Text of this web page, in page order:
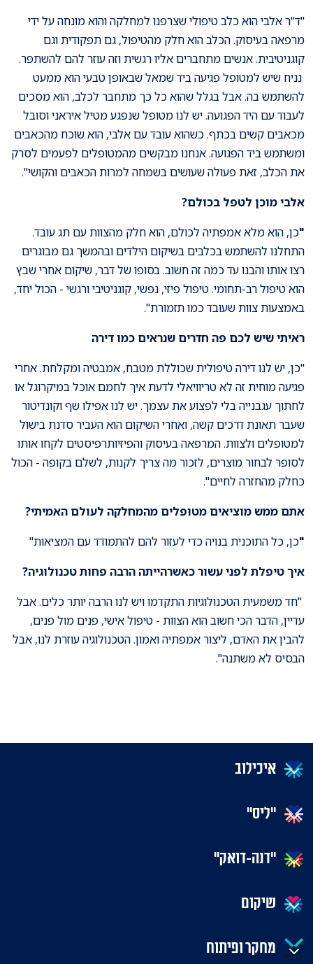
"ד"ר אלבי הוא כלב טיפולי שצרפנו למחלקה והוא מונחה על ידי
מרפאה בעיסוק. הכלב הוא חלק מהטיפול, גם תפקודית וגם
קוגניטיבית. אנשים מתחברים אליו רגשית וזה עוזר להם להשתפר.
נניח שיש למטופל פגיעה ביד שמאל שבאופן טבעי הוא ממעט
להשתמש בה. אבל בגלל שהוא כל כך מתחבר לכלב, הוא מסכים
לעבוד עם היד הפגועה. יש לנו מטופל שנפגע מטיל איראני וסובל
מכאבים קשים בכתף. כשהוא עובד עם אלבי, הוא שוכח מהכאבים
ומשתמש ביד הפגועה. אנחנו מבקשים מהמטופלים לפעמים לסרק
את הכלב, זאת פעולה שעושים בשמחה למרות הכאבים והקושי".
אלבי מוכן לטפל בכולם?
"כן, הוא מלא אמפתיה לכולם, הוא חלק מהצוות עם תג עובד.
התחלנו להשתמש בכלבים בשיקום הילדים ובהמשך גם מבוגרים
רצו אותו והבנו עד כמה זה חשוב. בסופו של דבר, שיקום אחרי שבץ
הוא טיפול רב-תחומי. טיפול פיזי, נפשי, קוגניטיבי ורגשי - הכול יחד,
באמצעות צוות שעובד כמו תזמורת".
ראיתי שיש לכם פה חדרים שנראים כמו דירה
"כן, יש לנו דירה טיפולית שכוללת מטבח, אמבטיה ומקלחת. אחרי
פגיעה מוחית זה לא טריוויאלי לדעת איך לחמם אוכל במיקרוגל או
לחתוך עגבנייה בלי לפצוע את עצמך. יש לנו אפילו שף וקונדיטור
שעבר תאונת דרכים קשה, ואחרי השיקום הוא העביר סדנת בישול
למטופלים ולצוות. המרפאה בעיסוק והפיזיותרפיסטים לקחו אותו
לסופר לבחור מוצרים, לזכור מה צריך לקנות, לשלם בקופה - הכול
כחלק מהחזרה לחיים".
אתם ממש מוציאים מטופלים מהמחלקה לעולם האמיתי?
"כן, כל התוכנית בנויה כדי לעזור להם להתמודד עם המציאות"
איך טיפלת לפני עשור כאשרהייתה הרבה פחות טכנולוגיה?
"חד משמעית הטכנולוגיות התקדמו ויש לנו הרבה יותר כלים. אבל
עדיין, הדבר הכי חשוב הוא הצוות - טיפול אישי, פנים מול פנים,
להבין את האדם, ליצור אמפתיה ואמון. הטכנולוגיה עוזרת לנו, אבל
הבסיס לא משתנה".
איכילוב
"ליס"
"דנה-דואק"
שיקום
מחקר ופיתוח